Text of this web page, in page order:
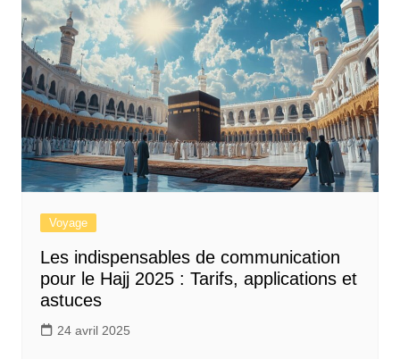
Voyage
Les indispensables de communication
pour le Hajj 2025 : Tarifs, applications et
astuces
24 avril 2025